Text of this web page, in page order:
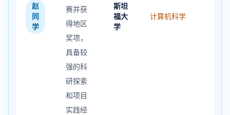
赵
同
学
赛并获
得地区
奖项，
具备较
强的科
研探索
和项目
实践经
斯坦
福大
学
计算机科学